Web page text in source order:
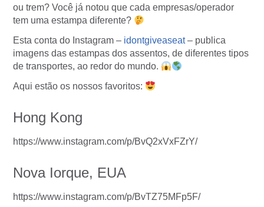
ou trem? Você já notou que cada empresas/operador
tem uma estampa diferente?
Esta conta do Instagram – idontgiveaseat– publica
imagens das estampas dos assentos, de diferentes tipos
de transportes, ao redor do mundo.
Aqui estão os nossos favoritos:
Hong Kong
https://www.instagram.com/p/BvQ2xVxFZrY/
Nova Iorque, EUA
https://www.instagram.com/p/BvTZ75MFp5F/